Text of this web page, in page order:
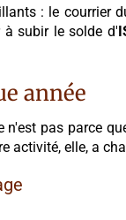
: le courrier
à subir le solde d'
année
pas parce
activité, elle, a